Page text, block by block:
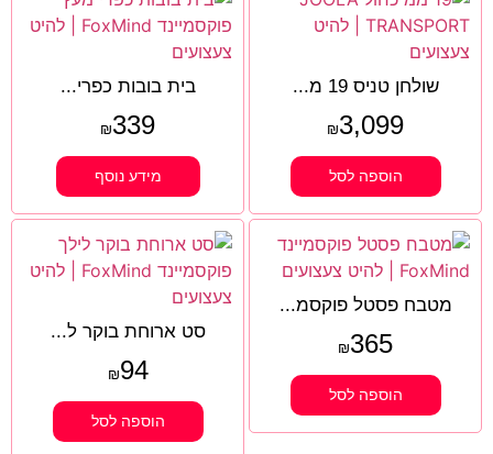
שולחן טניס 19 מ...
₪3,099
הוספה לסל
בית בובות כפרי...
₪339
מידע נוסף
מטבח פסטל פוקסמ...
₪365
הוספה לסל
סט ארוחת בוקר ל...
₪94
הוספה לסל